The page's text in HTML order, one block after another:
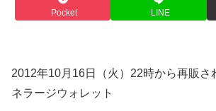
Pocket LINE
2012年10月16日（火）22時から再販さ
ネラージウォレット